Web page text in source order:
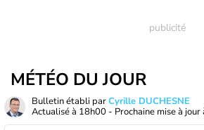
MÉTÉO DU JOUR
Bulletin établi parCyrille DUCHESNE
Actualisé à 18h00 - Prochaine mise à jour